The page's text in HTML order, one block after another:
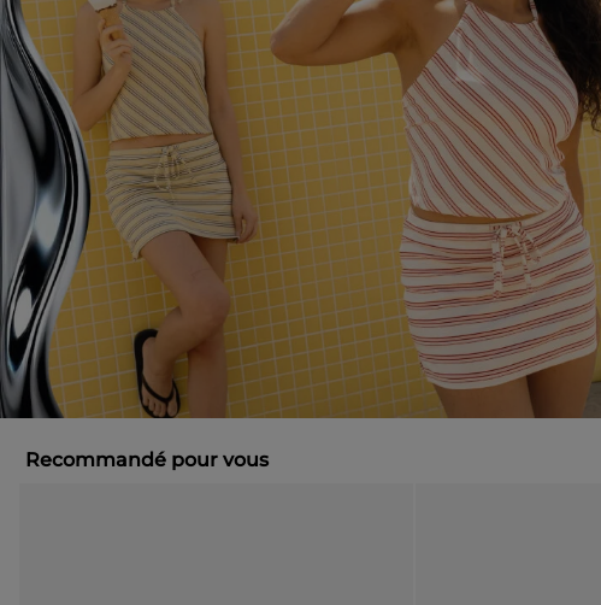
Recommandé pour vous